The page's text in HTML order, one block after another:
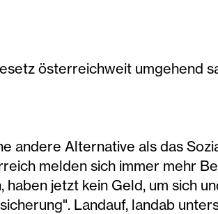
österreichweit umgehend
andere Alternative als das
melden sich immer mehr
haben jetzt kein Geld, um sich
Landauf, landab